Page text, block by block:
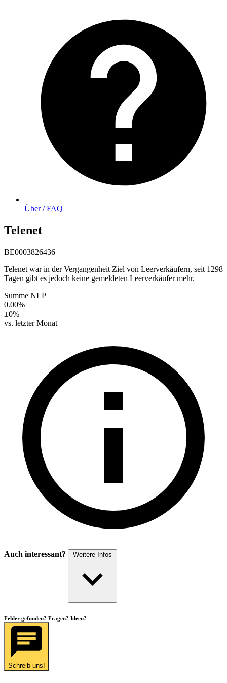
Über / FAQ
Telenet
BE0003826436
Telenet war in der Vergangenheit Ziel von Leerverkäufern, seit 1298
Tagen gibt es jedoch keine gemeldeten Leerverkäufer mehr.
Summe NLP
0.00%
±0%
vs. letzter Monat
Auch interessant?
Fehler gefunden? Fragen? Ideen?
Schreib uns!